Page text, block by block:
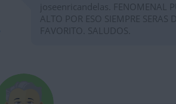
joseenricandelas. FENOMENAL
ALTO POR ESO SIEMPRE SERAS
FAVORITO. SALUDOS.